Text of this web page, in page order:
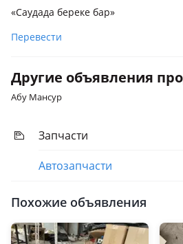
«Саудада береке бар»
Перевести
Другие объявления
Абу Мансур
Запчасти
Автозапчасти
Похожие объявления